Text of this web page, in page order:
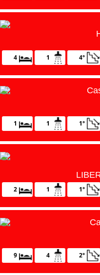
4 1 4°
1 1 1°
2 1 1°
9 4 2°